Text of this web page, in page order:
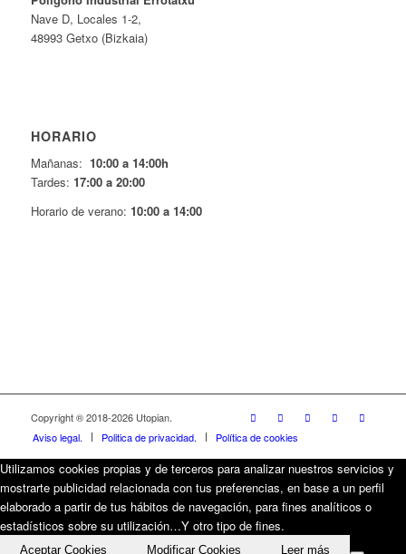
Nave D, Locales 1-2,
48993 Getxo (Bizkaia)
HORARIO
Mañanas: 10:00 a 14:00h
Tardes: 17:00 a 20:00
Horario de verano: 10:00 a 14:00
Copyright ® 2018-2026 Utopian.
Aviso legal.
Politica de privacidad. Política de cookies
Utilizamos cookies propias y de terceros para analizar nuestros servicios y
mostrarte publicidad relacionada con tus preferencias, en base a un perfil
elaborado a partir de tus hábitos de navegación, para fines analíticos o
estadísticos sobre su utilización…Y otro tipo de fines.
Aceptar Cookies Modificar Cookies Leer más